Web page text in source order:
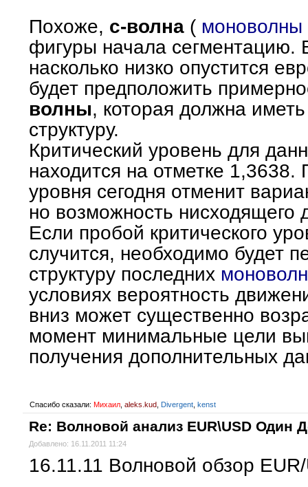
Похоже, с-волна ( моноволны
фигуры начала сегментацию.
насколько низко опустится
будет предположить
волны, которая должна
структуру.
Критический уровень для
находится на отметке 1,3638.
уровня сегодня отменит
но возможность нисходящего
Если пробой критического
случится, необходимо будет
структуру последних моноволн
условиях вероятность
вниз может существенно
момент минимальные цели
получения дополнительных
Спасибо сказали: Михаил aleks.kud Divergent kenst
Re: Волновой анализ EUR\USD Один
Добавлено: 16.11.2011 11:24
16.11.11 Волновой обзор